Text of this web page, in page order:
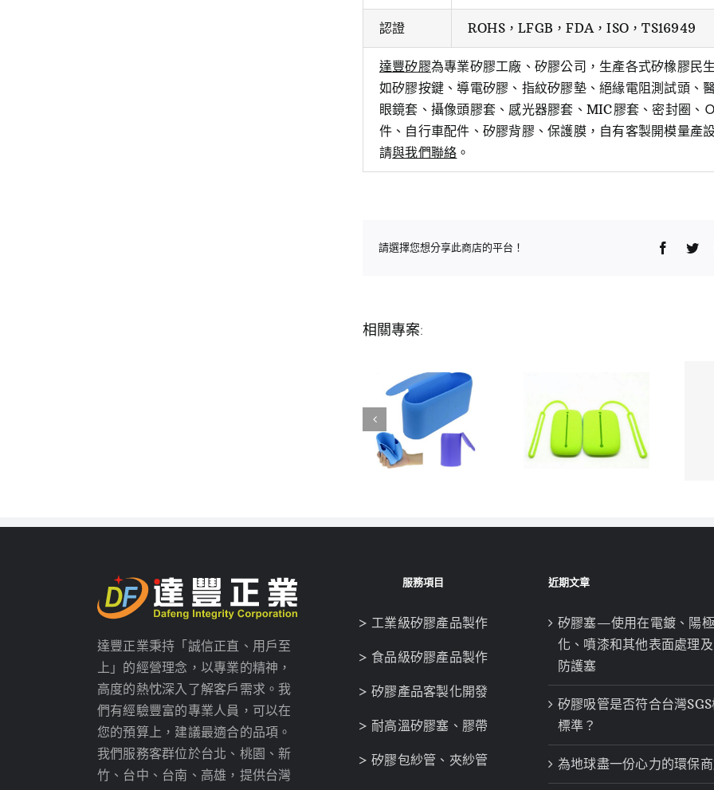
認證 ROHS，LFGB，FDA，ISO，TS16949
達豐矽膠為專業矽膠工廠、矽膠公司，生產各式矽橡膠民
如矽膠按鍵、導電矽膠、指紋矽膠墊、絕緣電阻測試頭、
眼鏡套、攝像頭膠套、感光器膠套、MIC膠套、密封圈、
件、自行車配件、矽膠背膠、保護膜，自有客製開模量產
請與我們聯絡 。
請選擇您想分享此商店的平台！
相關專案:
達豐正業秉持「誠信正直、用戶至
上」的經營理念，以專業的精神，
高度的熱忱深入了解客戶需求。我
們有經驗豐富的專業人員，可以在
您的預算上，建議最適合的品項。
我們服務客群位於台北、桃園、新
竹、台中、台南、高雄，提供台灣
服務項目
> 工業級矽膠產品製作
> 食品級矽膠產品製作
> 矽膠產品客製化開發
> 耐高溫矽膠塞、膠帶
> 矽膠包紗管、夾紗管
近期文章
矽膠塞—使用在電鍍、陽極
化、噴漆和其他表面處理
防護塞
矽膠吸管是否符合台灣
標準？
為地球盡一份心力的環保